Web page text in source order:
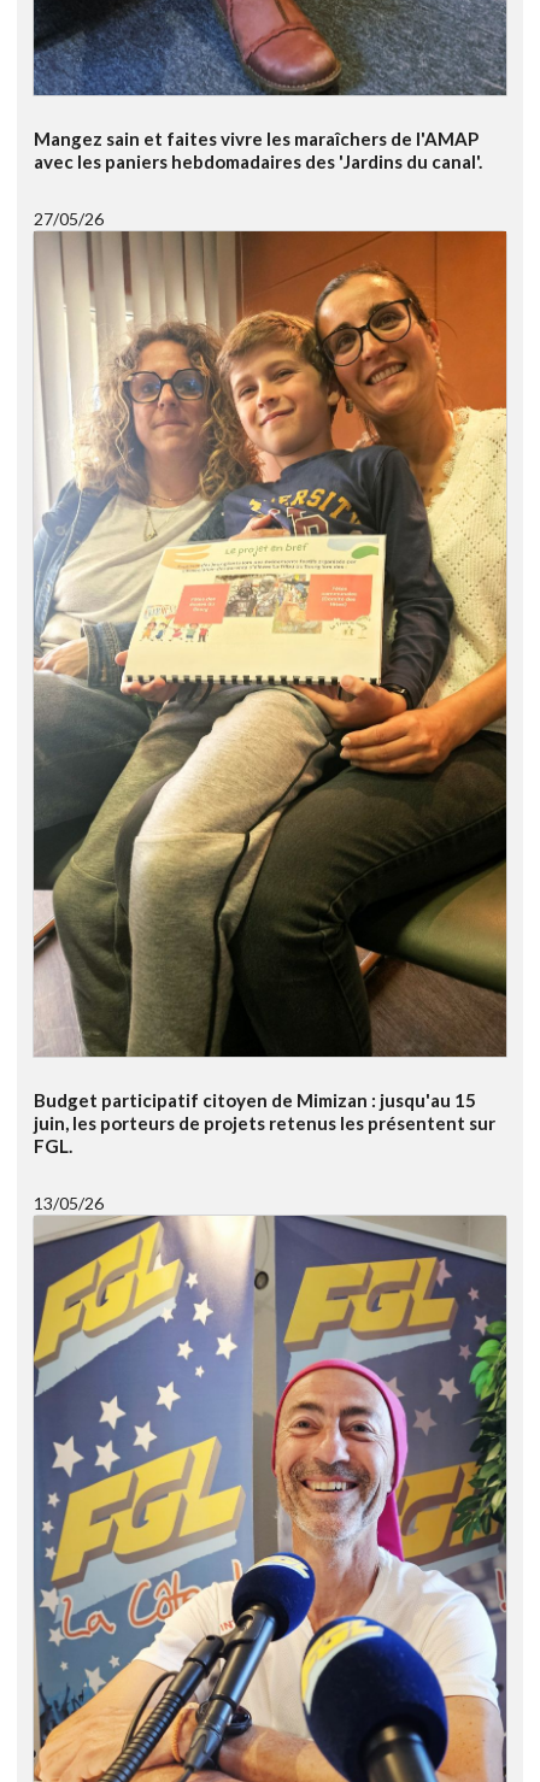
Mangez sain et faites vivre les maraîchers de l'AMAP
avec les paniers hebdomadaires des 'Jardins du canal'.
27/05/26
Budget participatif citoyen de Mimizan : jusqu'au 15
juin, les porteurs de projets retenus les présentent sur
FGL.
13/05/26